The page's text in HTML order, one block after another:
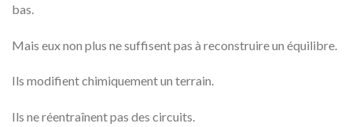
bas.
Mais eux non plus ne suffisent pas à reconstruire un équilibre.
Ils modifient chimiquement un terrain.
Ils ne réentraînent pas des circuits.